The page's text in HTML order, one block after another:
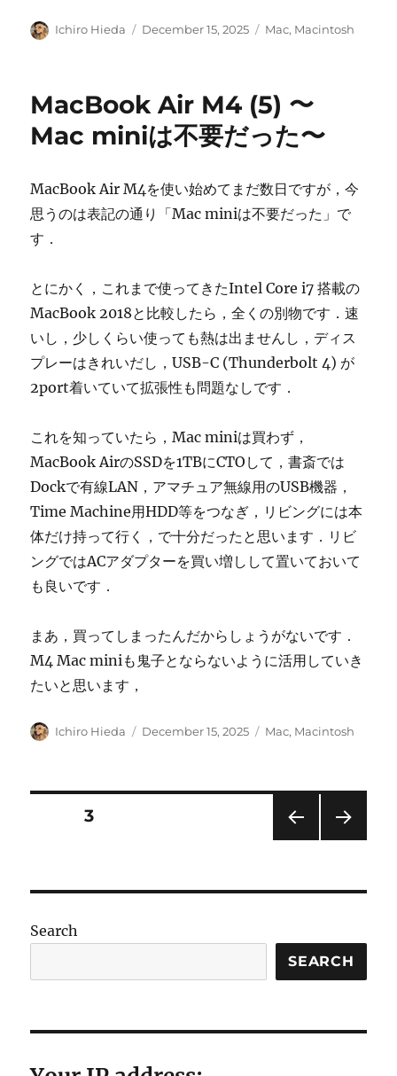
Author
Ichiro Hieda
Posted
December 15, 2025 Categories
Mac, Macintosh
MacBook Air M4 (5) 〜
Mac miniは不要だった〜
MacBook Air M4を使い始めてまだ数日ですが，今
思うのは表記の通り「Mac miniは不要だった」で
す．
とにかく，これまで使ってきたIntel Core i7 搭載の
MacBook 2018と比較したら，全くの別物です．速
いし，少しくらい使っても熱は出ませんし，ディス
プレーはきれいだし，USB-C (Thunderbolt 4) が
2port着いていて拡張性も問題なしです．
これを知っていたら，Mac miniは買わず，
MacBook AirのSSDを1TBにCTOして，書斎では
Dockで有線LAN，アマチュア無線用のUSB機器，
Time Machine用HDD等をつなぎ，リビングには本
体だけ持って行く，で十分だったと思います．リビ
ングではACアダプターを買い増しして置いておいて
も良いです．
まあ，買ってしまったんだからしょうがないです．
M4 Mac miniも鬼子とならないように活用していき
たいと思います，
Author
Ichiro Hieda
Posted
December 15, 2025 Categories
Mac, Macintosh
Posts
PAG
PAGE3
Search
SEARCH